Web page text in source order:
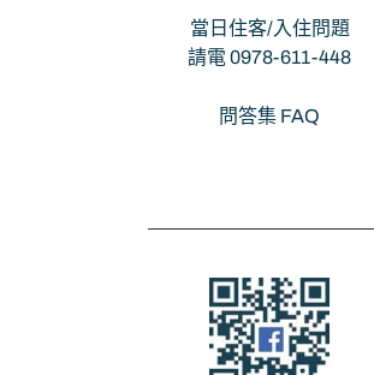
當日住客/入住問題
請電 0978-611-448
問答集 FAQ